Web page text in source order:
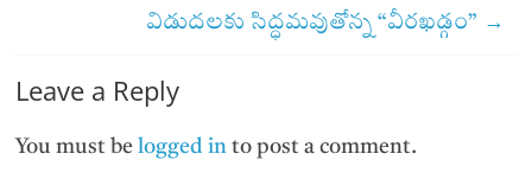
విడుద‌ల‌కు సిద్ధ‌మ‌వుతోన్న “వీరఖడ్గం” →
Leave a Reply
You must belogged in to post a comment.